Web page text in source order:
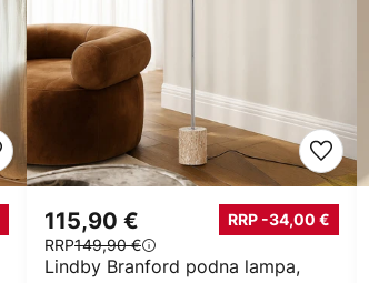
115,90 €
RRP149,90 €
RRP -34,00 €
Lindby Branford podna lampa,